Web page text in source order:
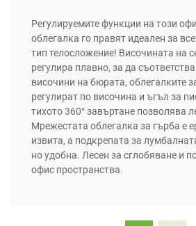
Регулируемите функции на този
облегалка го правят идеален за
тип телосложение! Височината на
регулира плавно, за да
височини на бюрата, облегалките
регулират по височина и ъгъл за
тихото 360° завъртане позволява
Мрежестата облегалка за гърба е
извита, а подкрепата за
но удобна. Лесен за сглобяване и
офис пространства.